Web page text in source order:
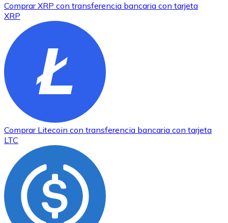
ComprarXRP con transferencia bancaria con tarjeta
XRP
Comprar Litecoin con transferencia bancaria con tarjeta
LTC